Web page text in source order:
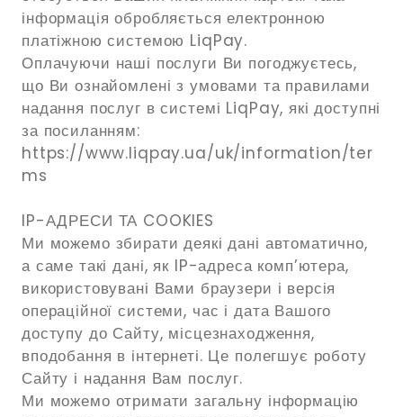
інформація обробляється електронною
платіжною системою LiqPay.
Оплачуючи наші послуги Ви погоджуєтесь,
що Ви ознайомлені з умовами та правилами
надання послуг в системі LiqPay, які доступні
за посиланням:
https://www.liqpay.ua/uk/information/ter
ms
IP-АДРЕСИ ТА COOKIES
Ми можемо збирати деякі дані автоматично,
а саме такі дані, як IP-адреса комп’ютера,
використовувані Вами браузери і версія
операційної системи, час і дата Вашого
доступу до Сайту, місцезнаходження,
вподобання в інтернеті. Це полегшує роботу
Сайту і надання Вам послуг.
Ми можемо отримати загальну інформацію